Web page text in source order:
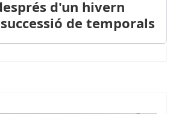
d'un hivern
de temporals